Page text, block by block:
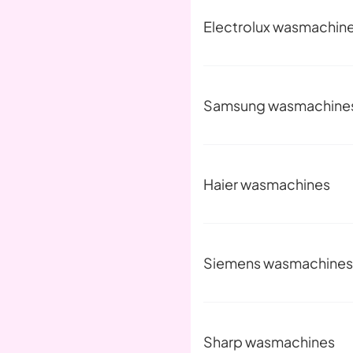
Electrolux
Samsung
Haier wasmachines
Siemens wasmachines
Sharp wasmachines